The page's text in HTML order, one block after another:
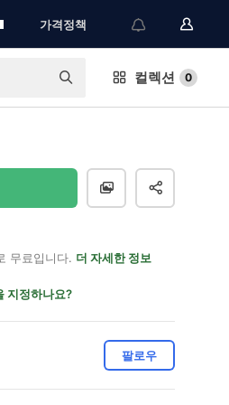
가격정책
컬렉션 0
무료입니다. 더 자세한 정보
지정하나요?
팔로우